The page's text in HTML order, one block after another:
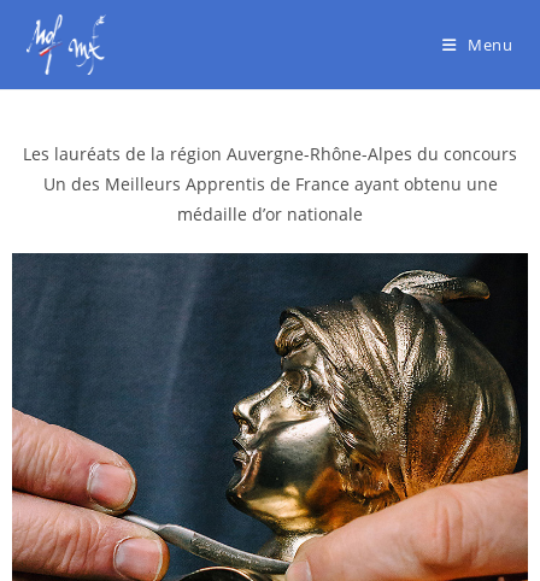
Menu
Les lauréats de la région Auvergne-Rhône-Alpes du concours
Un des Meilleurs Apprentis de France ayant obtenu une
médaille d’or nationale